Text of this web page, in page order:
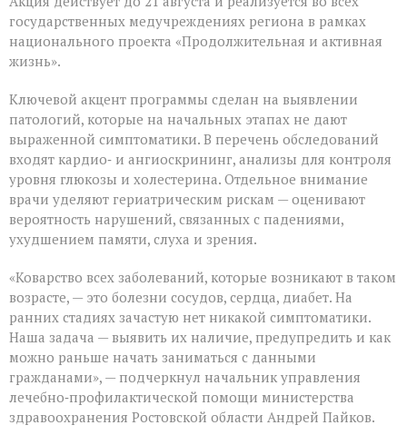
«серебряного»
возраста
государственных медучреждениях региона в рамках
национального проекта «Продолжительная и активная
жизнь».
Ключевой акцент программы сделан на выявлении
патологий, которые на начальных этапах не дают
выраженной симптоматики. В перечень обследований
входят кардио‑ и ангиоскрининг, анализы для контроля
уровня глюкозы и холестерина. Отдельное внимание
врачи уделяют гериатрическим рискам — оценивают
вероятность нарушений, связанных с падениями,
ухудшением памяти, слуха и зрения.
«Коварство всех заболеваний, которые возникают в таком
возрасте, — это болезни сосудов, сердца, диабет. На
ранних стадиях зачастую нет никакой симптоматики.
Наша задача — выявить их наличие, предупредить и как
можно раньше начать заниматься с данными
гражданами», — подчеркнул начальник управления
лечебно‑профилактической помощи министерства
здравоохранения Ростовской области Андрей Пайков.